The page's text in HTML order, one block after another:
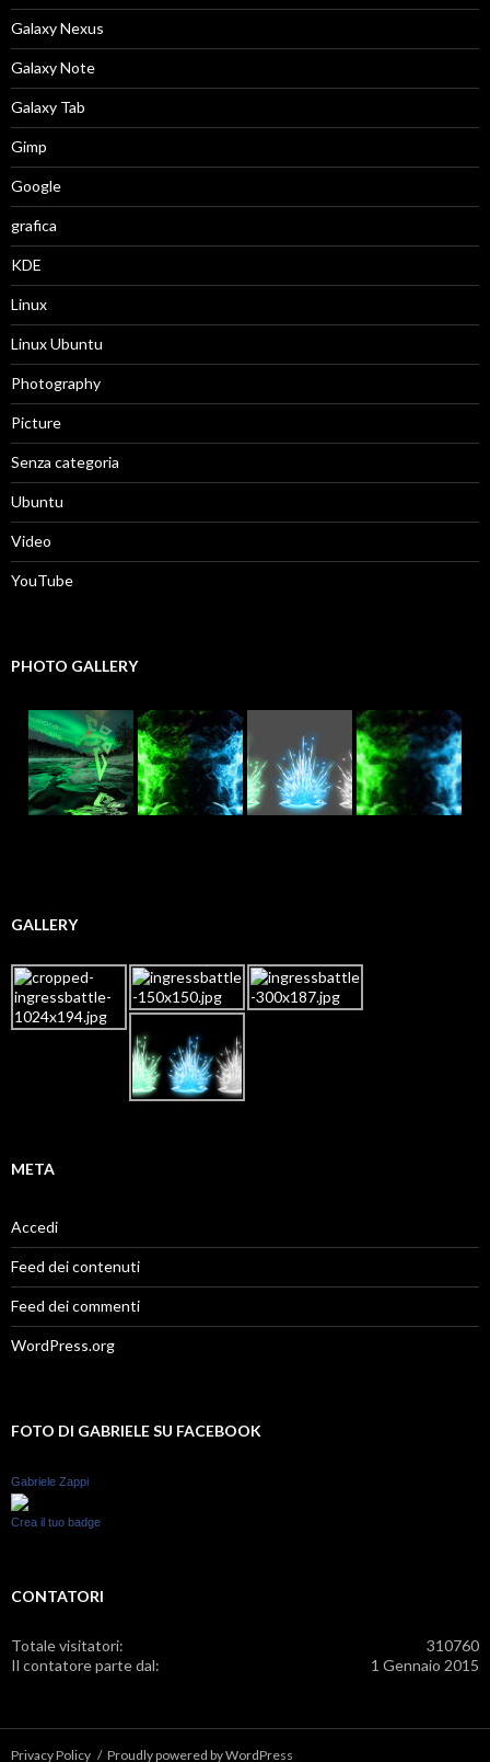
Galaxy Nexus
Galaxy Note
Galaxy Tab
Gimp
Google
grafica
KDE
Linux
Linux Ubuntu
Photography
Picture
Senza categoria
Ubuntu
Video
YouTube
PHOTO GALLERY
GALLERY
META
Accedi
Feed dei contenuti
Feed dei commenti
WordPress.org
FOTO DI GABRIELE SU FACEBOOK
Gabriele Zappi
Crea il tuo badge
CONTATORI
310760
Totale visitatori:
1 Gennaio 2015
Il contatore parte dal:
Privacy Policy Proudly powered by WordPress